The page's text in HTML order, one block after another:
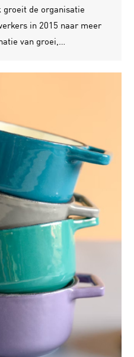
de organisatie
in 2015 naar meer
van groei,…